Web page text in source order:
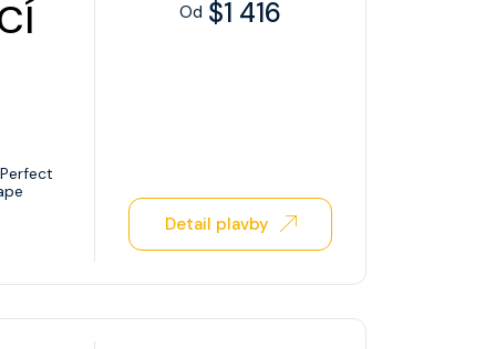
Perfect
Od $1 416
Detail plavby